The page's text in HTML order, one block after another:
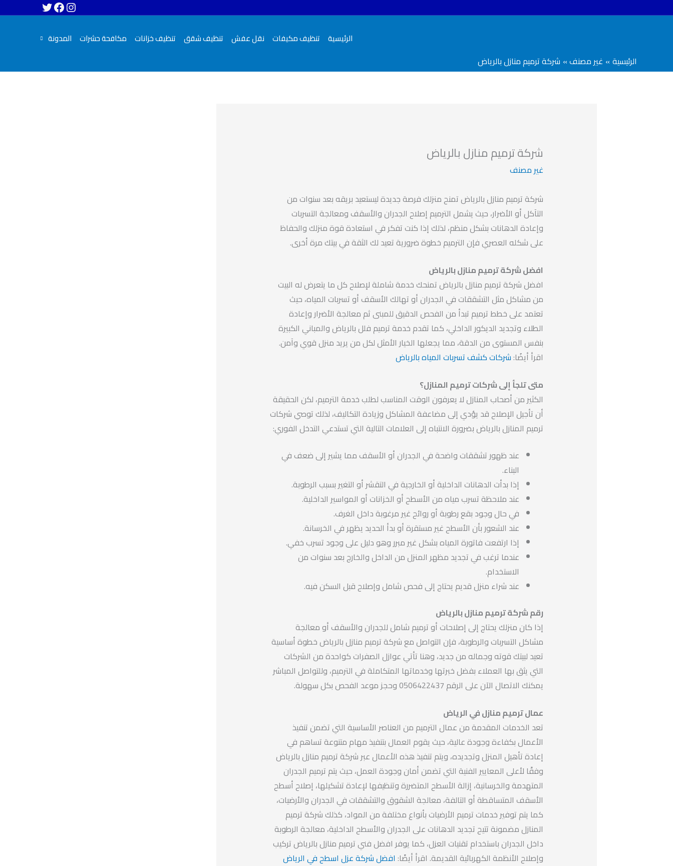
الرئيسية تنظيف مكيفات نقل عفش تنظيف شقق تنظيف خزانات مكافحة حشرات المدونة
الرئيسية غير مصنف شركة ترميم منازل بالرياض
شركة ترميم منازل بالرياض
غير مصنف
شركة ترميم منازل بالرياض تمنح منزلك فرصة جديدة ليستعيد بريقه بعد سنوات من
التآكل أو الأضرار، حيث يشمل الترميم إصلاح الجدران والأسقف ومعالجة التسربات
وإعادة الدهانات بشكل منظم، لذلك إذا كنت تفكر في استعادة قوة منزلك والحفاظ
على شكله العصري فإن الترميم خطوة ضرورية تعيد لك الثقة في بيتك مرة أخرى.
افضل شركة ترميم منازل بالرياض
افضل شركة ترميم منازل بالرياض تمنحك خدمة شاملة لإصلاح كل ما يتعرض له البيت
من مشاكل مثل التشققات في الجدران أو تهالك الأسقف أو تسربات المياه، حيث
تعتمد على خطط ترميم تبدأ من الفحص الدقيق للمبنى ثم معالجة الأضرار وإعادة
الطلاء وتجديد الديكور الداخلي، كما تقدم خدمة ترميم فلل بالرياض والمباني الكبيرة
بنفس المستوى من الدقة، مما يجعلها الخيار الأمثل لكل من يريد منزل قوي وآمن.
اقرأ أيضُا:شركات كشف تسربات المياه بالرياض
متى تلجأ إلى شركات ترميم المنازل؟
الكثير من أصحاب المنازل لا يعرفون الوقت المناسب لطلب خدمة الترميم، لكن الحقيقة
أن تأجيل الإصلاح قد يؤدي إلى مضاعفة المشاكل وزيادة التكاليف، لذلك توصي شركات
ترميم المنازل بالرياض بضرورة الانتباه إلى العلامات التالية التي تستدعي التدخل الفوري:
عند ظهور تشققات واضحة في الجدران أو الأسقف مما يشير إلى ضعف في
البناء.
إذا بدأت الدهانات الداخلية أو الخارجية في التقشر أو التغير بسبب الرطوبة.
عند ملاحظة تسرب مياه من الأسطح أو الخزانات أو المواسير الداخلية.
في حال وجود بقع رطوبة أو روائح غير مرغوبة داخل الغرف.
عند الشعور بأن الأسطح غير مستقرة أو بدأ الحديد يظهر في الخرسانة.
إذا ارتفعت فاتورة المياه بشكل غير مبرر وهو دليل على وجود تسرب خفي.
عندما ترغب في تجديد مظهر المنزل من الداخل والخارج بعد سنوات من
الاستخدام.
عند شراء منزل قديم يحتاج إلى فحص شامل وإصلاح قبل السكن فيه.
رقم شركة ترميم منازل بالرياض
إذا كان منزلك يحتاج إلى إصلاحات أو ترميم شامل للجدران والأسقف أو معالجة
مشاكل التسربات والرطوبة، فإن التواصل مع شركة ترميم منازل بالرياض خطوة أساسية
تعيد لبيتك قوته وجماله من جديد، وهنا تأتي عوازل الصفرات كواحدة من الشركات
التي يثق بها العملاء بفضل خبرتها وخدماتها المتكاملة في الترميم، وللتواصل المباشر
يمكنك الاتصال الآن على الرقم 0506422437 وحجز موعد الفحص بكل سهولة.
عمال ترميم منازل في الرياض
تعد الخدمات المقدمة من عمال الترميم من العناصر الأساسية التي تضمن تنفيذ
الأعمال بكفاءة وجودة عالية، حيث يقوم العمال بتنفيذ مهام متنوعة تساهم في
إعادة تأهيل المنزل وتجديده، ويتم تنفيذ هذه الأعمال عبر شركة ترميم منازل بالرياض
وفقًا لأعلى المعايير الفنية التي تضمن أمان وجودة العمل، حيث يتم ترميم الجدران
المتهدمة والخرسانية، إزالة الأسطح المتضررة وتنظيفها لإعادة تشكيلها، إصلاح أسطح
الأسقف المتساقطة أو التالفة، معالجة الشقوق والتشققات في الجدران والأرضيات،
كما يتم توفير خدمات ترميم الأرضيات بأنواع مختلفة من المواد، كذلك شركة ترميم
المنازل مضمونة تتيح تجديد الدهانات على الجدران والأسطح الداخلية، معالجة الرطوبة
داخل الجدران باستخدام تقنيات العزل، كما يوفر افضل فني ترميم منازل بالرياض تركيب
وإصلاح الأنظمة الكهربائية القديمة. اقرأ أيضًا:افضل شركة عزل اسطح في الرياض